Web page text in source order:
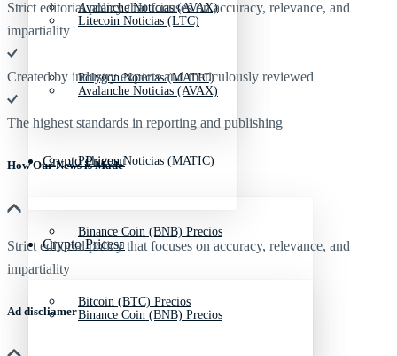
Avalanche Noticias (AVAX)
Polygon Noticias (MATIC)
Crypto Prices
Binance Coin (BNB) Precios
Bitcoin (BTC) Precios
Litecoin Noticias (LTC)
Avalanche Noticias (AVAX)
Polygon Noticias (MATIC)
Crypto Prices
Binance Coin (BNB) Precios
Strict editorial policy that focuses on accuracy, relevance, and
impartiality
Created by industry experts and meticulously reviewed
The highest standards in reporting and publishing
How Our News is Made
Strict editorial policy that focuses on accuracy, relevance, and
impartiality
Ad discliamer